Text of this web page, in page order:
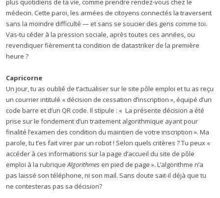
plus quotidiens de ta vie, comme prendre rendez-vous chez le
médecin. Cette paroi, les armées de citoyens connectés la traversent
sans la moindre difficulté — et sans se soucier des gens comme toi.
Vas-tu céder à la pression sociale, après toutes ces années, ou
revendiquer fièrement ta condition de datastriker de la première
heure ?
Capricorne
Un jour, tu as oublié de t’actualiser sur le site pôle emploi et tu as reçu
un courrier intitulé « décision de cessation d’inscription », équipé d’un
code barre et d’un QR code. Il stipule : « La présente décision a été
prise sur le fondement d’un traitement algorithmique ayant pour
finalité l’examen des condition du maintien de votre inscription ». Ma
parole, tu t’es fait virer par un robot ! Selon quels critères ? Tu peux «
accéder à ces informations sur la page d’accueil du site de pôle
emploi à la rubriqueAlgorithmes en pied de page ». L’algorithme n’a
pas laissé son téléphone, ni son mail. Sans doute sait-il déjà que tu
ne contesteras pas sa décision?